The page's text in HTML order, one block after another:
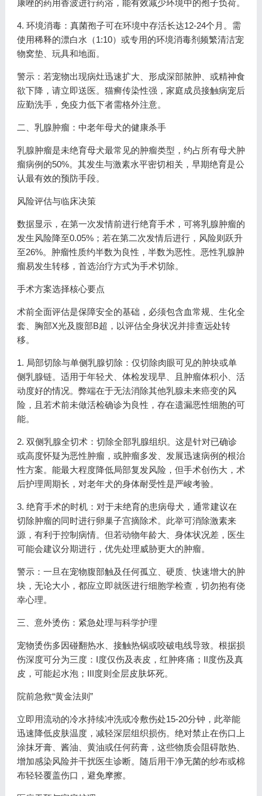
康唑的药用香波进行药浴，能有效减少环境中的孢子负荷。
4. 环境消毒：真菌孢子可在环境中存活长达12-24个月。需
使用稀释的漂白水（1:10）或专用的环境消毒剂频繁清洁宠
物窝垫、玩具和地面。
警示：若宠物出现病灶迅速扩大、形成深部脓肿、或精神食
欲下降，请立即送医。猫癣传染性强，家庭成员接触病宠后
应勤洗手，免疫力低下者需格外注意。
二、乳腺肿瘤：中老年母犬的健康杀手
乳腺肿瘤是未绝育母犬最常见的肿瘤类型，约占所有母犬肿
瘤病例的50%。其发生与激素水平密切相关，早期绝育是公
认最有效的预防手段。
风险评估与临床决策
数据显示，在第一次发情前进行绝育手术，可将乳腺肿瘤的
发生风险降至0.05%；若在第二次发情后进行，风险则跃升
至26%。肿瘤性质约半数为良性，半数为恶性。恶性乳腺肿
瘤易发生转移，首选治疗方式为手术切除。
手术方案选择核心要点
术前全面评估是保障安全的基础，必须包含血常规、生化全
套、胸部X光及腹部B超，以评估全身状况并排查远处转
移。
1. 局部切除与单侧乳腺切除：仅切除肉眼可见的肿块或单
侧乳腺链。适用于年轻犬、体检发现早、且肿瘤体积小、活
动度好的情况。弊端在于无法消除其他乳腺未来癌变的风
险，且若术前未做活检确诊为良性，存在遗漏恶性细胞的可
能。
2. 双侧乳腺全切术：切除全部乳腺组织。这是针对已确诊
或高度怀疑为恶性肿瘤，或肿瘤多发、发展迅速病例的根治
性方案。能最大程度降低局部复发风险，但手术创伤大，术
后护理周期长，对老年犬的身体耐受性是严峻考验。
3. 绝育手术的时机：对于未绝育的患病母犬，通常建议在
切除肿瘤的同时进行卵巢子宫摘除术。此举可消除激素来
源，有利于控制病情。但若动物年龄大、身体状况差，医生
可能会建议分期进行，优先处理威胁更大的肿瘤。
警示：一旦在宠物腹部触及任何孤立、硬质、快速增大的肿
块，无论大小，都应立即就医进行细胞学检查，切勿抱有侥
幸心理。
三、意外烫伤：紧急处理与科学护理
宠物烫伤多因碰翻热水、接触热锅或咬破电线导致。根据损
伤深度可分为三度：I度仅伤及表皮，红肿疼痛；II度伤及真
皮，可能起水泡；III度则全层皮肤坏死。
院前急救“黄金法则”
立即用流动的冷水持续冲洗或冷敷伤处15-20分钟，此举能
迅速降低皮肤温度，减轻深层组织损伤。绝对禁止在伤口上
涂抹牙膏、酱油、黄油或任何药膏，这些物质会阻碍散热、
增加感染风险并干扰医生诊断。随后用干净无菌的纱布或棉
布轻轻覆盖伤口，避免摩擦。